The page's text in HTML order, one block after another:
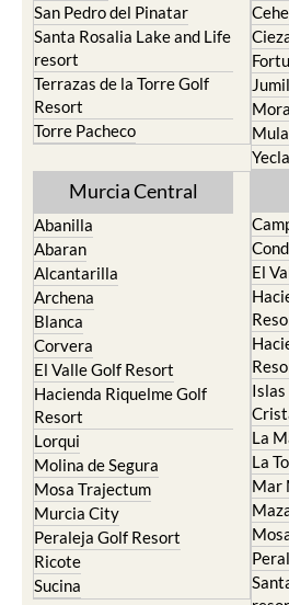
San Pedro del Pinatar
Santa Rosalia Lake and Life
resort
Terrazas de la Torre Golf
Resort
Torre Pacheco
Mula
Yecla
Murcia Central
Abanilla
Abaran
Alcantarilla
Archena
Blanca
Corvera
El Valle Golf Resort
Hacienda Riquelme Golf
Resort
Lorqui
Molina de Segura
Mosa Trajectum
Murcia City
Peraleja Golf Resort
Ricote
Sucina
El
La
La
Mar